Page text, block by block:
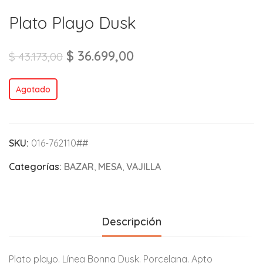
Plato Playo Dusk
$43.173,00 $ 36.699,00
Agotado
SKU: 016-762110##
Categorías: BAZAR, MESA, VAJILLA
Descripción
Plato playo. Línea Bonna Dusk. Porcelana. Apto